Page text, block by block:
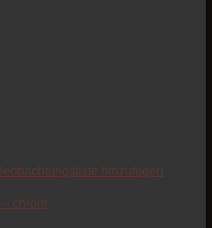
hinzufügen
chrom